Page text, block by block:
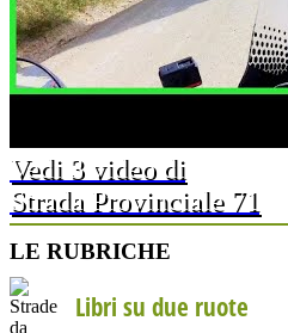
Vedi 3 video di
Strada Provinciale 71
LE RUBRICHE
Libri su due ruote